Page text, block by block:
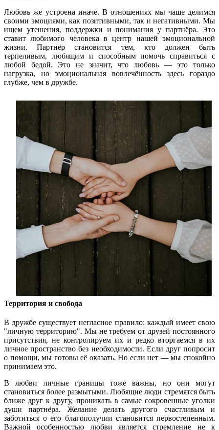
Любовь же устроена иначе. В отношениях мы чаще делимся
своими эмоциями, как позитивными, так и негативными. Мы
ищем утешения, поддержки и понимания у партнёра. Это
ставит любимого человека в центр нашей эмоциональной
жизни. Партнёр становится тем, кто должен быть
терпеливым, любящим и способным помочь справиться с
любой бедой. Это не значит, что любовь — это только
нагрузка, но эмоциональная вовлечённость здесь гораздо
глубже, чем в дружбе.
Территория и свобода
В дружбе существует негласное правило: каждый имеет свою
"личную территорию". Мы не требуем от друзей постоянного
присутствия, не контролируем их и редко вторгаемся в их
личное пространство без необходимости. Если друг попросит
о помощи, мы готовы её оказать. Но если нет — мы спокойно
принимаем это.
В любви личные границы тоже важны, но они могут
становиться более размытыми. Любящие люди стремятся быть
ближе друг к другу, проникать в самые сокровенные уголки
души партнёра. Желание делать другого счастливым и
заботиться о его благополучии становится первостепенным.
Важной особенностью любви является стремление не к